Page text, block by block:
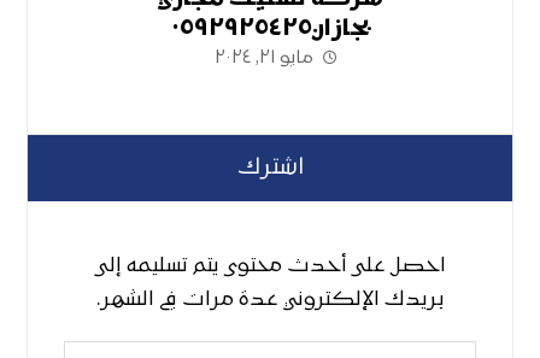
بجازان٠٥٩٢٩٢٥٤٢٥
مايو ٢١, ٢٠٢٤
اشترك
احصل على أحدث محتوى يتم تسليمه إلى
بريدك الإلكتروني عدة مرات في الشهر.